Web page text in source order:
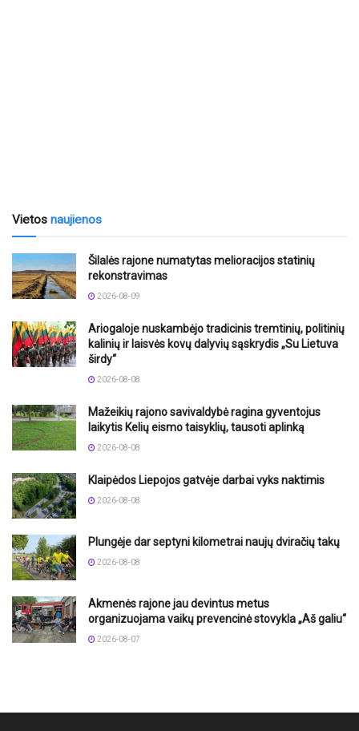
Vietos naujienos
Šilalės rajone numatytas melioracijos statinių
rekonstravimas
2026-08-09
Ariogaloje nuskambėjo tradicinis tremtinių, politinių
kalinių ir laisvės kovų dalyvių sąskrydis „Su Lietuva
širdy“
2026-08-08
Mažeikių rajono savivaldybė ragina gyventojus
laikytis Kelių eismo taisyklių, tausoti aplinką
2026-08-08
Klaipėdos Liepojos gatvėje darbai vyks naktimis
2026-08-08
Plungėje dar septyni kilometrai naujų dviračių takų
2026-08-08
Akmenės rajone jau devintus metus
organizuojama vaikų prevencinė stovykla „Aš galiu“
2026-08-07